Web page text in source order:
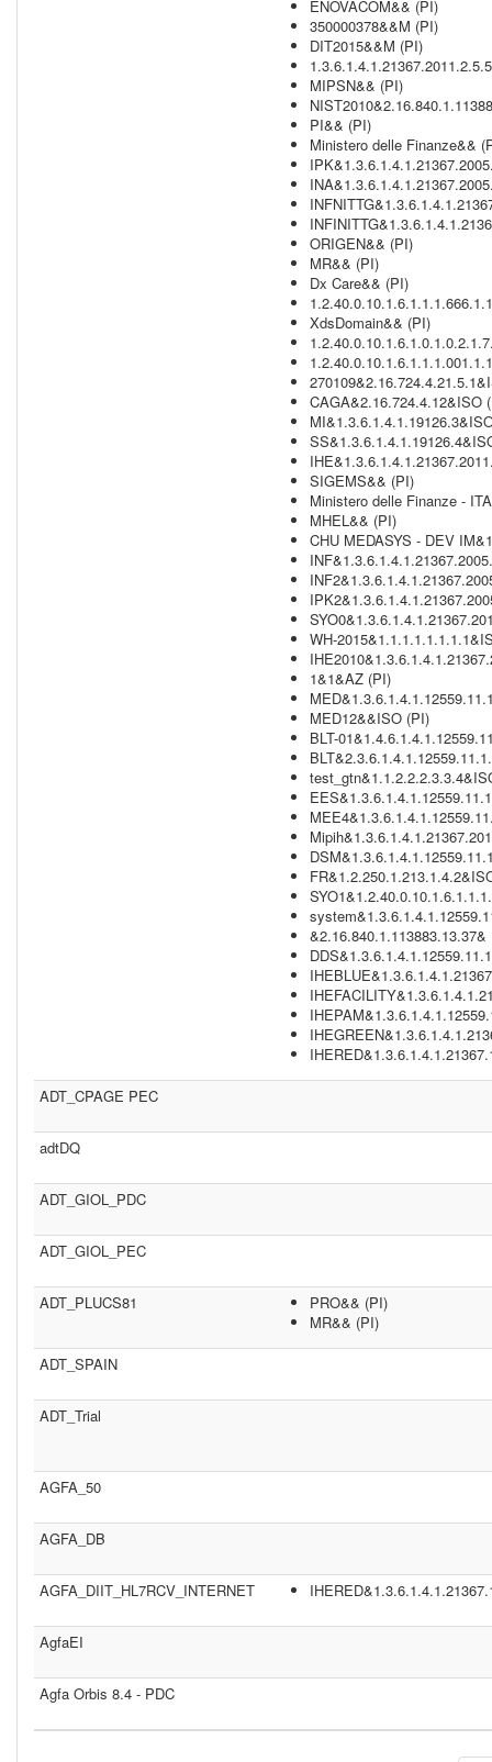
ENOVACOM&& (PI)
350000378&&M (PI)
DIT2015&&M (PI)
MIPSN&& (PI)
PI&& (PI)
Ministero delle Finanze&&
ORIGEN&& (PI)
MR&& (PI)
Dx Care&& (PI)
XdsDomain&& (PI)
CAGA&2.16.724.4.12&ISO
SIGEMS&& (PI)
Ministero delle Finanze -
MHEL&& (PI)
CHU MEDASYS - DEV
WH-
1&1&AZ (PI)
MED12&&ISO (PI)
BLT-
&2.16.840.1.113883.13.37&
ADT_CPAGE PEC
adtDQ
ADT_GIOL_PDC
ADT_GIOL_PEC
ADT_PLUCS81
PRO&& (PI)
MR&& (PI)
ADT_SPAIN
ADT_Trial
AGFA_50
AGFA_DB
AGFA_DIIT_HL7RCV_INTERNET
AgfaEI
Agfa Orbis 8.4 - PDC